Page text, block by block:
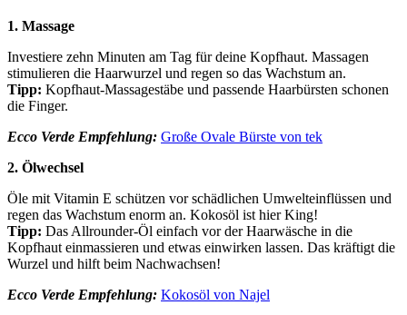
1. Massage
Investiere zehn Minuten am Tag für deine Kopfhaut. Massagen
stimulieren die Haarwurzel und regen so das Wachstum an.
Tipp: Kopfhaut-Massagestäbe und passende Haarbürsten schonen
die Finger.
Ecco Verde Empfehlung: Große Ovale Bürste von tek
2. Ölwechsel
Öle mit Vitamin E schützen vor schädlichen Umwelteinflüssen und
regen das Wachstum enorm an. Kokosöl ist hier King!
Tipp: Das Allrounder-Öl einfach vor der Haarwäsche in die
Kopfhaut einmassieren und etwas einwirken lassen. Das kräftigt die
Wurzel und hilft beim Nachwachsen!
Ecco Verde Empfehlung: Kokosöl von Najel